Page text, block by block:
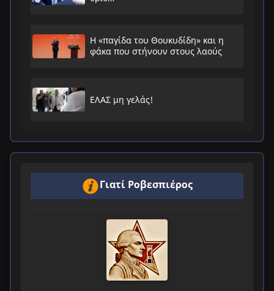
Η «παγίδα του Θουκυδίδη» και η
φάκα που στήνουν στους λαούς
ΕΛΑΣ μη γελάς!
Γιατί Ροβεσπιέρος